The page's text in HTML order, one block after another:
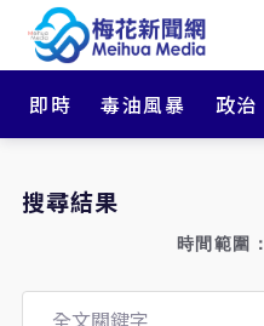
即時 毒油風暴 政治
搜尋結果
時間範圍：